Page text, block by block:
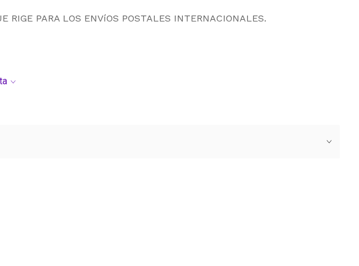
RIGE PARA LOS ENVíOS POSTALES INTERNACIONALES.